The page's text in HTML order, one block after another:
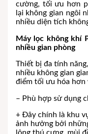
cường, tối ưu hơn
lại không gian ngôi
nhiều diện tích
Máy lọc không khí
nhiều gian phòng
Thiết bị đa tính
nhiều không gian
điểm tối ưu hóa hơn
– Phù hợp sử dụng
+ Đây chính là khu
ảnh hưởng bởi